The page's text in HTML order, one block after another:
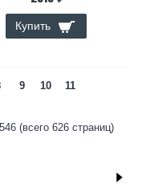
Купить
9 10
11
(всего 626 страниц)